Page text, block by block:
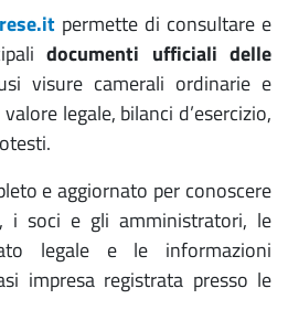
e PMI innovative
- Codici ATECO
- REA- Comunicazione
Registro Imprese
/ PEC - Posta elettronica
e fascicolo d'impresa
permette di consultare e
documenti ufficiali delle
visure camerali ordinarie e
legale, bilanci d’esercizio,
e aggiornato per conoscere
i soci e gli amministratori, le
legale e le informazioni
impresa registrata presso le